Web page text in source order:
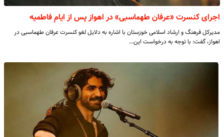
اجرای کنسرت «عرفان طهماسبی» در اهواز پس از ایام فاطمیه
مدیرکل فرهنگ و ارشاد اسلامی خوزستان با اشاره به دلایل لغو کنسرت عرفان طهماسبی در
اهواز، گفت: با توجه به درخواست این…